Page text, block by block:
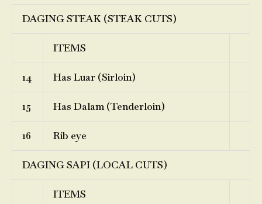
DAGING STEAK (STEAK CUTS)
ITEMS
14 Has Luar (Sirloin)
15 Has Dalam (Tenderloin)
16 Rib eye
DAGING SAPI (LOCAL CUTS)
ITEMS